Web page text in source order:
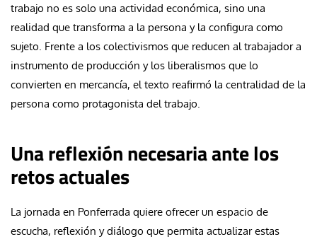
trabajo no es solo una actividad económica, sino una
realidad que transforma a la persona y la configura como
sujeto. Frente a los colectivismos que reducen al trabajador a
instrumento de producción y los liberalismos que lo
convierten en mercancía, el texto reafirmó la centralidad de la
persona como protagonista del trabajo.
Una reflexión necesaria ante los
retos actuales
La jornada en Ponferrada quiere ofrecer un espacio de
escucha, reflexión y diálogo que permita actualizar estas